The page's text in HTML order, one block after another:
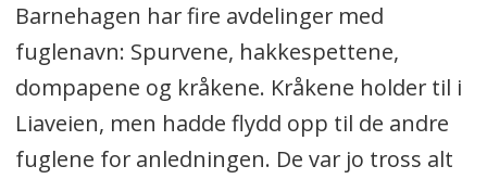
Barnehagen har fire avdelinger med
fuglenavn: Spurvene, hakkespettene,
dompapene og kråkene. Kråkene holder til i
Liaveien, men hadde flydd opp til de andre
fuglene for anledningen. De var jo tross alt